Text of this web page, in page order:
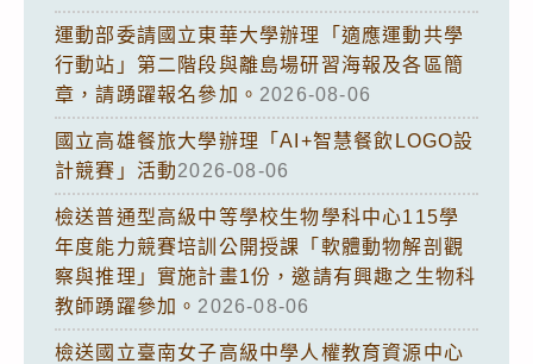
運動部委請國立東華大學辦理「適應運動共學
行動站」第二階段與離島場研習海報及各區簡
章，請踴躍報名參加。 2026-08-06
國立高雄餐旅大學辦理「AI+智慧餐飲LOGO設
計競賽」活動2026-08-06
檢送普通型高級中等學校生物學科中心115學
年度能力競賽培訓公開授課「軟體動物解剖觀
察與推理」實施計畫1份，邀請有興趣之生物科
教師踴躍參加。 2026-08-06
檢送國立臺南女子高級中學人權教育資源中心